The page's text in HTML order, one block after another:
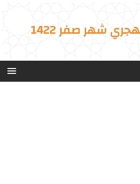
شهر صفر 1422